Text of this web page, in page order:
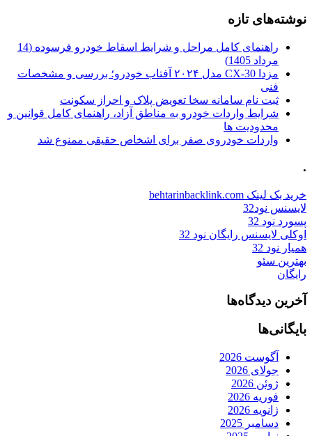
نوشته‌های تازه
راهنمای کامل مراحل و شرایط اسقاط خودرو فرسوده (14
مرداد 1405)
مزدا CX-30 مدل ۲۰۲۴ آفتاب خودرو؛ بررسی و مشخصات
فنی
ثبت نام سامانه سخا تعویض پلاک و احراز سکونت
شرایط واردات خودرو به مناطق آزاد، راهنمای کامل قوانین و
محدودیت ها
واردات خودروی صفر برای اشخاص حقیقی ممنوع شد
.
خرید بک لینک behtarinbacklink.com
لایسنس نود32
پسورد نود 32
اوکلی لایسنس رایگان نود 32
همیار نود 32
بهترین سئو
رایگان
آخرین دیدگاه‌ها
بایگانی‌ها
آگوست 2026
جولای 2026
ژوئن 2026
فوریه 2026
ژانویه 2026
دسامبر 2025